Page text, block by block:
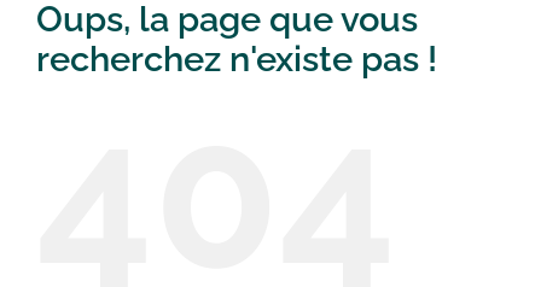
Sylvie Robert
Oups, la page que vous
recherchez n'existe pas !